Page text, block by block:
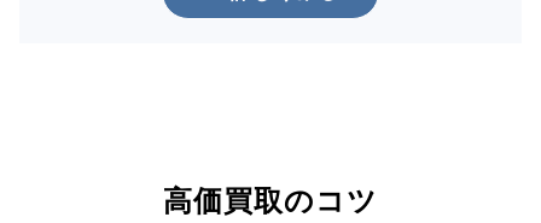
高価買取のコツ